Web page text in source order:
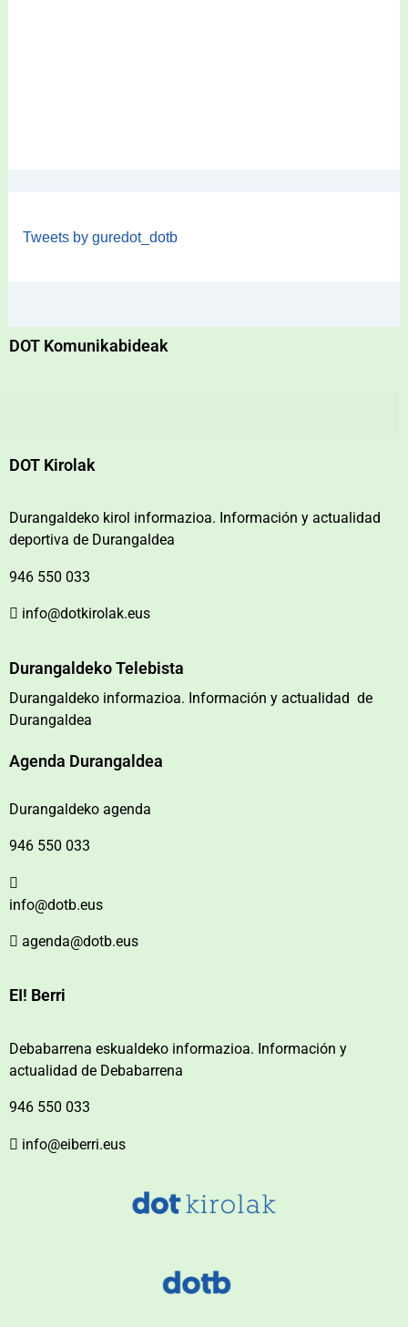
Tweets by guredot_dotb
DOT Komunikabideak
DOT Kirolak
Durangaldeko kirol informazioa. Información y actualidad
deportiva de Durangaldea
946 550 033
info@dotkirolak.eus
Durangaldeko Telebista
Durangaldeko informazioa. Información y actualidad de
Durangaldea
Agenda Durangaldea
Durangaldeko agenda
946 550 033
info@dotb.eus
agenda@dotb.eus
EI! Berri
Debabarrena eskualdeko informazioa. Información y
actualidad de Debabarrena
946 550 033
info@eiberri.eus